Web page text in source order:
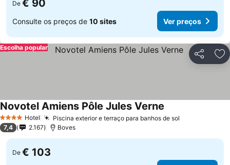
De € 90
Consulte os preços de 10 sites Ver preços
Partilhar
Escolha popular
4 EstrelasHotel Piscina exterior e terraço para banhos de sol
Novotel Amiens Pôle Jules Verne
7,4 2.167 Boves
De € 103